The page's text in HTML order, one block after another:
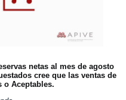
netas al mes de agosto
cree que las ventas de
o Aceptables.